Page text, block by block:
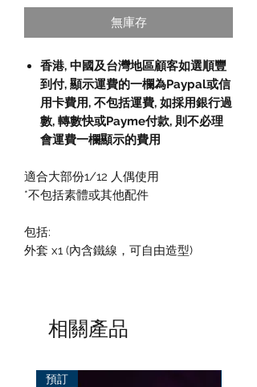
無庫存
香港, 中國及台灣地區顧客如選順豐
到付, 顯示運費的一欄為Paypal或信
用卡費用, 不包括運費, 如採用銀行過
數, 轉數快或Payme付款, 則不必理
會運費一欄顯示的費用
適合大部份1/12 人偶使用
*不包括素體或其他配件
包括:
外套 x1 (內含鐵線，可自由造型)
相關產品
預訂